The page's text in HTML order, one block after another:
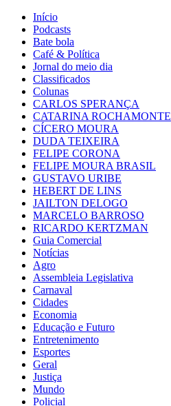
Início
Podcasts
Bate bola
Café & Política
Jornal do meio dia
Classificados
Colunas
CARLOS SPERANÇA
CATARINA ROCHAMONTE
CÍCERO MOURA
DUDA TEIXEIRA
FELIPE CORONA
FELIPE MOURA BRASIL
GUSTAVO URIBE
HEBERT DE LINS
JAILTON DELOGO
MARCELO BARROSO
RICARDO KERTZMAN
Guia Comercial
Notícias
Agro
Assembleia Legislativa
Carnaval
Cidades
Economia
Educação e Futuro
Entretenimento
Esportes
Geral
Justiça
Mundo
Policial